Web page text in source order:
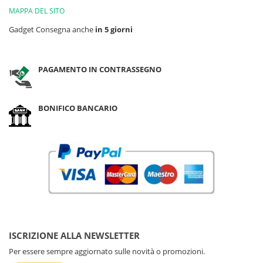
MAPPA DEL SITO
Gadget Consegna anche in 5 giorni
PAGAMENTO IN CONTRASSEGNO
BONIFICO BANCARIO
ISCRIZIONE ALLA NEWSLETTER
Per essere sempre aggiornato sulle novità o promozioni.